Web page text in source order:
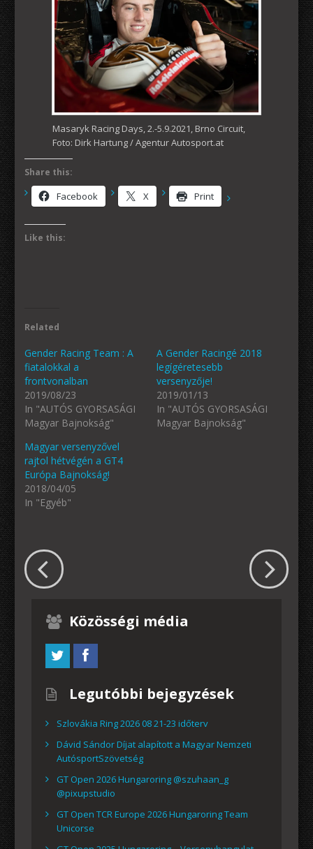
Masaryk Racing Days, 2.-5.9.2021, Brno Circuit,
Foto: Dirk Hartung / Agentur Autosport.at
Share this:
Facebook X Print
Like this:
Related
Gender Racing Team : A
fiatalokkal a
frontvonalban
2019/08/23
In "AUTÓS GYORSASÁGI
Magyar Bajnokság"
A Gender Racingé 2018
legígéretesebb
versenyzője!
2019/01/13
In "AUTÓS GYORSASÁGI
Magyar Bajnokság"
Magyar versenyzővel
rajtol hétvégén a GT4
Európa Bajnokság!
2018/04/05
In "Egyéb"
Közösségi média
Legutóbbi bejegyzések
Szlovákia Ring 2026 08 21-23 időterv
Dávid Sándor Díjat alapított a Magyar Nemzeti
AutósportSzövetség
GT Open 2026 Hungaroring @szuhaan_g
@pixupstudio
GT Open TCR Europe 2026 Hungaroring Team
Unicorse